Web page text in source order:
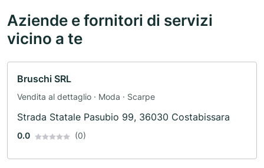
Aziende e fornitori di servizi
vicino a te
Bruschi SRL
Vendita al dettaglio · Moda · Scarpe
Strada Statale Pasubio 99, 36030 Costabissara
0.0 (0)